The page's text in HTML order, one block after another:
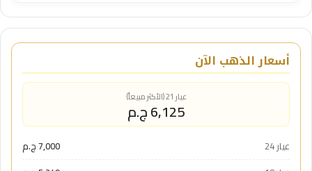
أسعار الذهب الآن
عيار 21 (الأكثر مبيعاً)
6,125 ج.م
عيار 24
7,000 ج.م